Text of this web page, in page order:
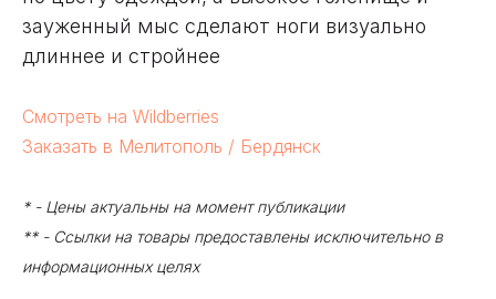
зауженный мыс сделают ноги визуально
длиннее и стройнее
Смотреть на Wildberries
Заказать в Мелитополь / Бердянск
* - Цены актуальны на момент публикации
** - Ссылки на товары предоставлены исключительно в
информационных целях